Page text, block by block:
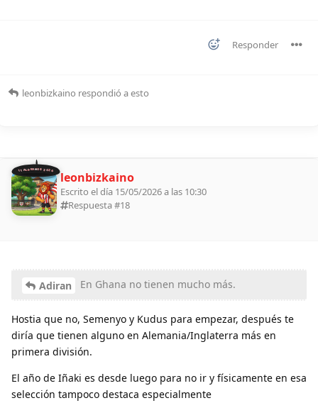
Responder
leonbizkaino respondió a esto
11 ALDEANOS 2026 leonbizkaino
Escrito el día 15/05/2026 a las 10:30
Respuesta #18
Adiran En Ghana no tienen mucho más.
Hostia que no, Semenyo y Kudus para empezar, después te
diría que tienen alguno en Alemania/Inglaterra más en
primera división.
El año de Iñaki es desde luego para no ir y físicamente en esa
selección tampoco destaca especialmente